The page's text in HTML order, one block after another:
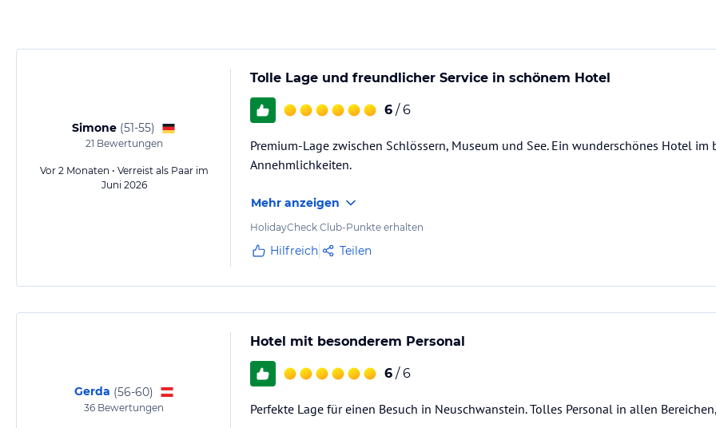
Simone (51-55)
21 Bewertungen
Vor 2 Monaten • Verreist als Paar im
Juni 2026
Tolle Lage und freundlicher Service in schönem Hotel
6 / 6
Premium-Lage zwischen Schlössern, Museum und See. Ein wunderschönes Hotel
Annehmlichkeiten.
Mehr anzeigen
HolidayCheck Club-Punkte erhalten
Hilfreich Teilen
Gerda (56-60)
36 Bewertungen
Hotel mit besonderem Personal
6 / 6
Perfekte Lage für einen Besuch in Neuschwanstein. Tolles Personal in allen